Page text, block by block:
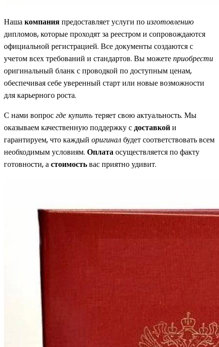
Нашакомпанияпредоставляет услуги поизготовлению
дипломов, которые проходят за реестром и сопровождаются
официальной регистрацией. Все документы создаются с
учетом всех требований и стандартов. Вы можетеприобрести
оригинальный бланк с проводкой по доступным ценам,
обеспечивая себе уверенный старт или новые возможности
для карьерного роста.
С нами вопросгде купить теряет свою актуальность. Мы
оказываем качественную поддержку сдоставкойи
гарантируем, что каждый оригиналбудет соответствовать всем
необходимым условиям. Оплатаосуществляется по факту
готовности, астоимостьвас приятно удивит.